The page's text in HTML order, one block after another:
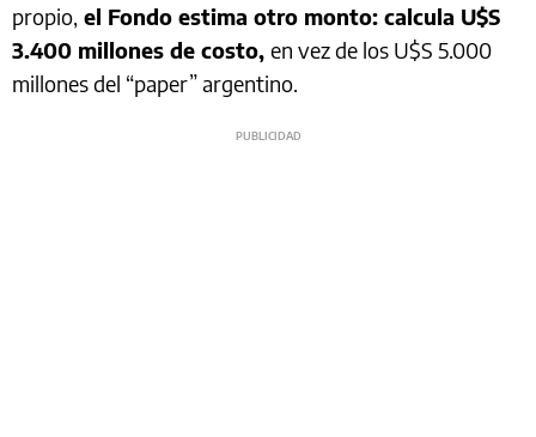
propio, el Fondo estima otro monto: calcula U$S
3.400 millones de costo, en vez de los U$S 5.000
millones del “paper” argentino.